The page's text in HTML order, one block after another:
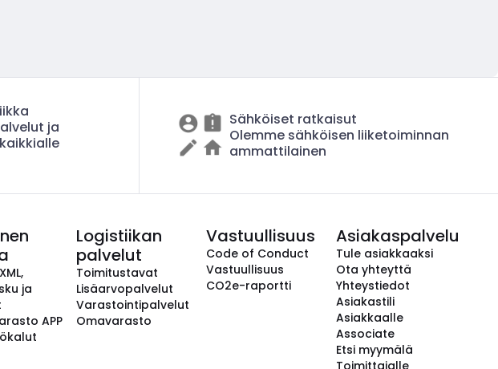
ja
Sähköiset ratkaisut
Olemme sähköisen liiketoiminnan
ammattilainen
ja
APP
Logistiikan
palvelut
Toimitustavat
Lisäarvopalvelut
Varastointipalvelut
Omavarasto
Vastuullisuus
Code of Conduct
Vastuullisuus
CO2e-raportti
Asiakaspalvelu
Tule asiakkaaksi
Ota yhteyttä
Yhteystiedot
Asiakastili
Asiakkaalle
Associate
Etsi myymälä
Toimittajalle